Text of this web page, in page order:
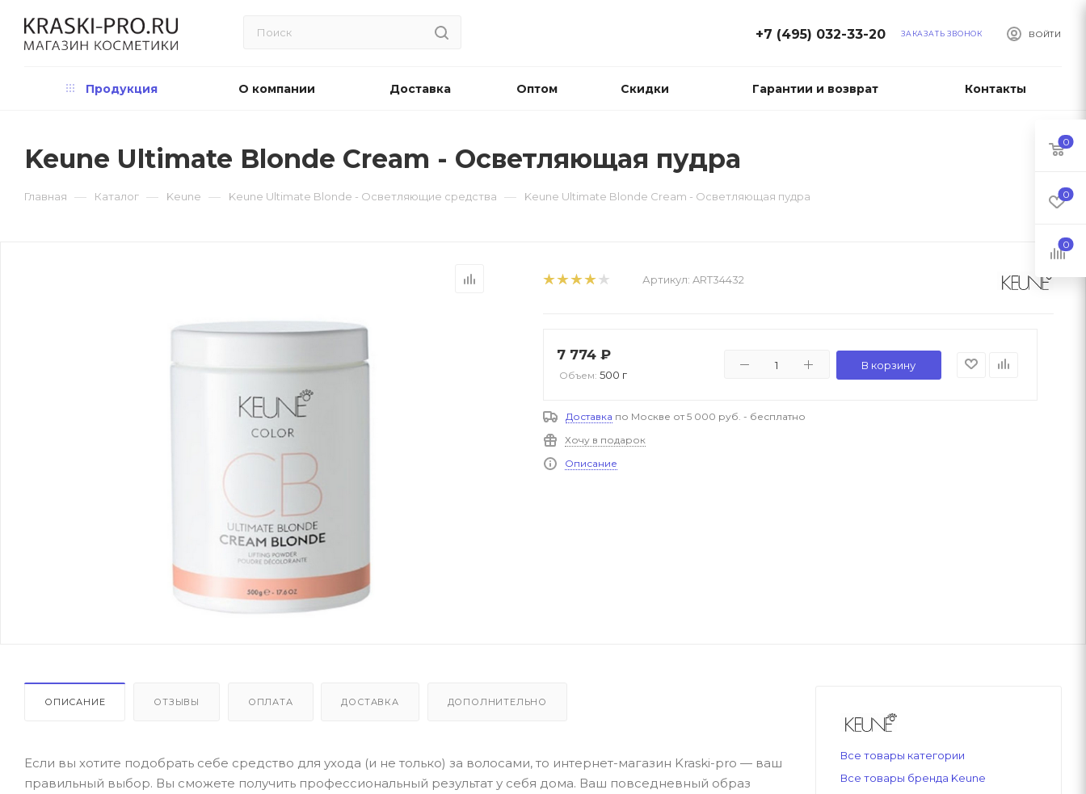
ВОЙТИ
+7 (495) 032-33-20 ЗАКАЗАТЬ ЗВОНОК
Продукция О компании Доставка Оптом Скидки Гарантии и возврат Контакты
Keune Ultimate Blonde Cream - Осветляющая пудра
Главная — Каталог — Keune — Keune Ultimate Blonde - Осветляющие средства — Keune Ultimate Blonde Cream - Осветляющая пудра
Артикул: ART34432
7 774 ₽
Объем: 500 г
В корзину
Доставка по Москве от 5 000 руб. - бесплатно
Хочу в подарок
Описание
ОПИСАНИЕ ОТЗЫВЫ ОПЛАТА ДОСТАВКА ДОПОЛНИТЕЛЬНО
Если вы хотите подобрать себе средство для ухода (и не только) за волосами, то интернет-магазин Kraski-pro — ваш
правильный выбор. Вы сможете получить профессиональный результат у себя дома. Ваш повседневный образ
Все товары категории
Все товары бренда Keune
0
0
0